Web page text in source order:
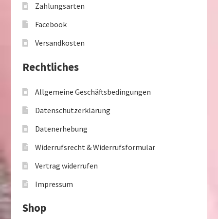
Zahlungsarten
Facebook
Versandkosten
Rechtliches
Allgemeine Geschäftsbedingungen
Datenschutzerklärung
Datenerhebung
Widerrufsrecht & Widerrufsformular
Vertrag widerrufen
Impressum
Shop